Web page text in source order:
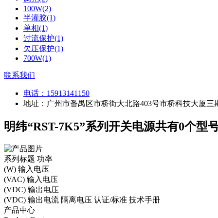
100W(2)
半灌胶(1)
单相(1)
过流保护(1)
欠压保护(1)
700W(1)
联系我们
电话： 15913141150
地址：广州市番禺区市桥街大北路403号市桥科技大厦三
明纬“RST-7K5”系列开关电源共有0个型
系列标题 功率
(W) 输入电压
(VAC) 输入电压
(VDC) 输出电压
(VDC) 输出电流 隔离电压 认证/标准 技术手册
产品中心